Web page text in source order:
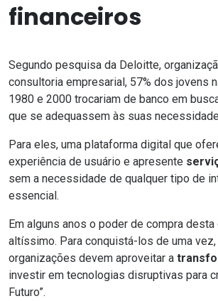
financeiros
Segundo pesquisa da Deloitte,
consultoria empresarial, 57% dos jovens
1980 e 2000 trocariam de banco em
que se adequassem às suas
Para eles, uma plataforma digital que
experiência de usuário e apresente
sem a necessidade de qualquer tipo de
essencial.
Em alguns anos o poder de compra
altíssimo. Para conquistá-los de uma
organizações devem aproveitar a
investir em tecnologias disruptivas para
Futuro”.